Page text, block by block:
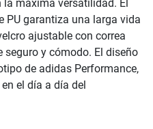
máxima versatilidad. El
PU garantiza una larga vida
ajustable con correa
y cómodo. El diseño
de adidas Performance,
el día a día del